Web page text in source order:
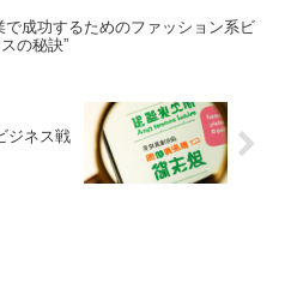
で成功するためのファッション系ビ
の秘訣”
ジネス戦